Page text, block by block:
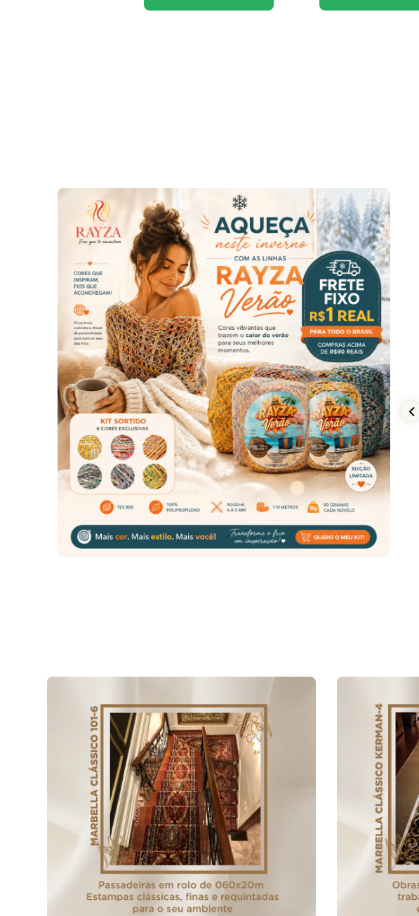
LEVE 5 & PAGUE 4
9% OFF
Linhas para crochê RAYZA
Artesanato Grossa tex 288 -
Cor 001-Branco Optico
(0)
De R$90,41
PorR$82,31
R$65,85
PIX até dia 31/07
12 x de R$6,86sem juros
LEVE 5 & PAGUE 4
15% OFF
Frete grátis
Entre na Copa com Estilo -
Kit Linhas RAYZA Artesanato
Grossa
(0)
De R$108,48
PorR$92,00
R$73,60
PIX até dia 31/07
20%
12x de R$7,67sem juros